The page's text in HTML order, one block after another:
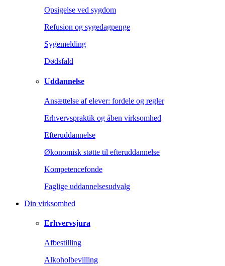
Opsigelse ved sygdom
Refusion og sygedagpenge
Sygemelding
Dødsfald
Uddannelse
Ansættelse af elever: fordele og regler
Erhvervspraktik og åben virksomhed
Efteruddannelse
Økonomisk støtte til efteruddannelse
Kompetencefonde
Faglige uddannelsesudvalg
Din virksomhed
Erhvervsjura
Afbestilling
Alkoholbevilling